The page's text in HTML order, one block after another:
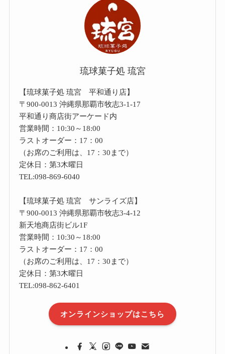
琉球菓子処 琉宮
【琉球菓子処 琉宮 平和通り店】
〒900-0013 沖縄県那覇市牧志3-1-17
平和通り商店街アーケード内
営業時間：10:30～18:00
ラストオーダー：17：00
（お席のご利用は、17：30まで）
定休日：第3木曜日
TEL:098-869-6040
【琉球菓子処 琉宮 サンライズ店】
〒900-0013 沖縄県那覇市牧志3-4-12
新天地商店街ビル1F
営業時間：10:30～18:00
ラストオーダー：17：00
（お席のご利用は、17：30まで）
定休日：第3木曜日
TEL:098-862-6401
オンラインショップはこちら